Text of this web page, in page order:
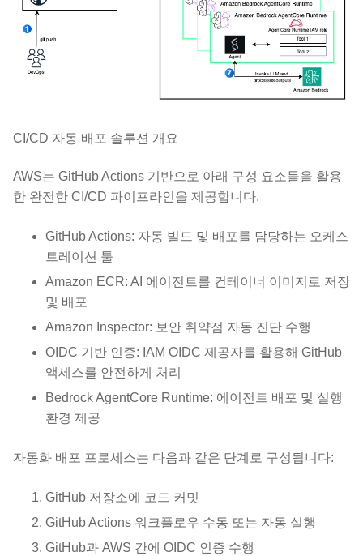
CI/CD 자동 배포 솔루션 개요
AWS는 GitHub Actions 기반으로 아래 구성 요소들을 활용
한 완전한 CI/CD 파이프라인을 제공합니다.
GitHub Actions: 자동 빌드 및 배포를 담당하는 오케스
트레이션 툴
Amazon ECR: AI 에이전트를 컨테이너 이미지로 저장
및 배포
Amazon Inspector: 보안 취약점 자동 진단 수행
OIDC 기반 인증: IAM OIDC 제공자를 활용해 GitHub
액세스를 안전하게 처리
Bedrock AgentCore Runtime: 에이전트 배포 및 실행
환경 제공
자동화 배포 프로세스는 다음과 같은 단계로 구성됩니다:
GitHub 저장소에 코드 커밋
GitHub Actions 워크플로우 수동 또는 자동 실행
GitHub과 AWS 간에 OIDC 인증 수행